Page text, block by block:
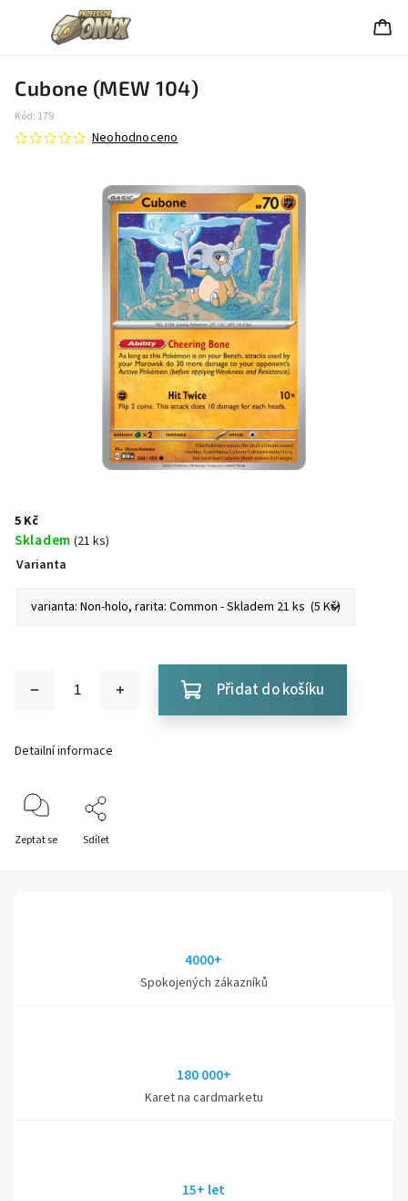
Cubone (MEW 104)
Kód: 179
Neohodnoceno
5 Kč
Skladem (21 ks)
Varianta
Přidat do košíku
Detailní informace
Zeptat se Sdílet
4000+
Spokojených zákazníků
180 000+
Karet na cardmarketu
15+ let